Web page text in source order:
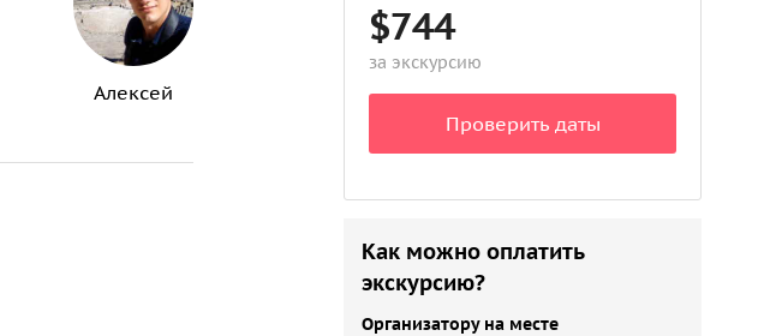
Алексей
$744
за экскурсию
Проверить даты
Как можно оплатить
экскурсию?
Организатору на месте